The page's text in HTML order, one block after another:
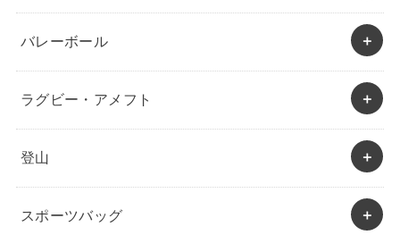
バレーボール
ラグビー・アメフト
登山
スポーツバッグ